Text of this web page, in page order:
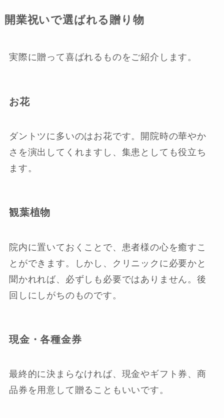
開業祝いで選ばれる贈り物
実際に贈って喜ばれるものをご紹介します。
お花
ダントツに多いのはお花です。開院時の華やか
さを演出してくれますし、集患としても役立ち
ます。
観葉植物
院内に置いておくことで、患者様の心を癒すこ
とができます。しかし、クリニックに必要かと
聞かれれば、必ずしも必要ではありません。後
回しにしがちのものです。
現金・各種金券
最終的に決まらなければ、現金やギフト券、商
品券を用意して贈ることもいいです。